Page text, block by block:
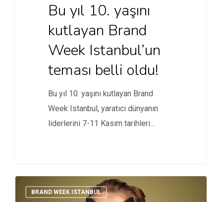
Bu yıl 10. yaşını
kutlayan Brand
Week Istanbul’un
teması belli oldu!
Bu yıl 10. yaşını kutlayan Brand
Week Istanbul, yaratıcı dünyanın
liderlerini 7-11 Kasım tarihleri
BRAND WEEK ISTANBUL